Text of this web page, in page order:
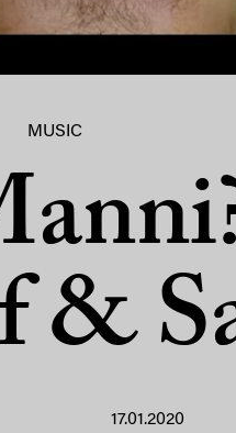
MUSIC
&
17.01.2020